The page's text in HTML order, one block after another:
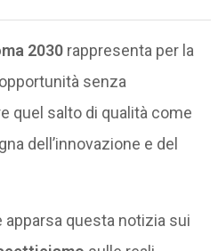
2030rappresenta per la
senza
quel salto di qualità come
dell’innovazione e del
apparsa questa notizia sui